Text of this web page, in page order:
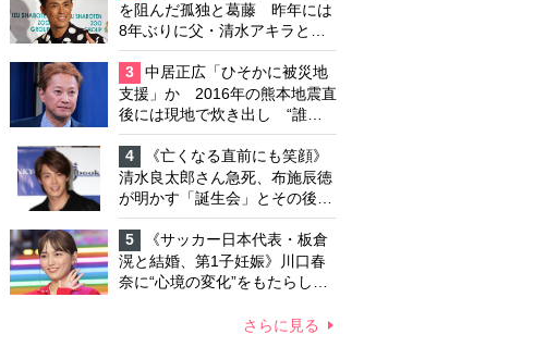
を阻んだ孤独と葛藤 昨年には
8年ぶりに父・清水アキラと共
演、本格的な活動再開に向かっ
ていたが…周囲が懸念していた
「不安定なところ」
3
中居正広「ひそかに被災地
支援」か 2016年の熊本地震直
後には現地で炊き出し “誰に
も知られなくて良い”と、むし
ろ強まる福祉活動への思い
4
《亡くなる直前にも笑顔》
清水良太郎さん急死、布施辰徳
が明かす「誕生会」とその後の
メッセージ
5
《サッカー日本代表・板倉
滉と結婚、第1子妊娠》川口春
奈に“心境の変化”をもたらした
って「がんに蝕まれる母」を演
さらに見る